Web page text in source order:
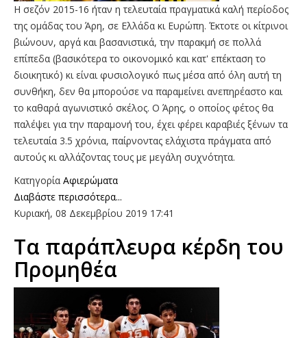
Η σεζόν 2015-16 ήταν η τελευταία πραγματικά καλή περίοδος
της ομάδας του Άρη, σε Ελλάδα κι Ευρώπη. Έκτοτε οι κίτρινοι
βιώνουν, αργά και βασανιστικά, την παρακμή σε πολλά
επίπεδα (βασικότερα το οικονομικό και κατ' επέκταση το
διοικητικό) κι είναι φυσιολογικό πως μέσα από όλη αυτή τη
συνθήκη, δεν θα μπορούσε να παραμείνει ανεπηρέαστο και
το καθαρά αγωνιστικό σκέλος. Ο Άρης, ο οποίος φέτος θα
παλέψει για την παραμονή του, έχει φέρει καραβιές ξένων τα
τελευταία 3.5 χρόνια, παίρνοντας ελάχιστα πράγματα από
αυτούς κι αλλάζοντας τους με μεγάλη συχνότητα.
Κατηγορία Αφιερώματα
Διαβάστε περισσότερα...
Κυριακή, 08 Δεκεμβρίου 2019 17:41
Τα παράπλευρα κέρδη του
Προμηθέα